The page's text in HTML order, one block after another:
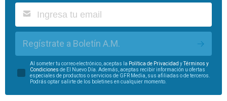
Regístrate a Boletín A.M.
Al someter tu correo electrónico, aceptas la Política de Privacidad yTérminos y
Condiciones de El Nuevo Día. Además, aceptas recibir información u ofertas
especiales de productos o servicios de GFR Media, sus afiliadas o de terceros.
Podrás optar salirte de los boletines en cualquier momento.